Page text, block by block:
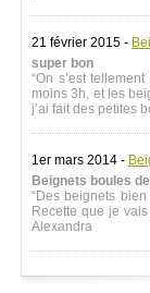
21 février 2015 -
super bon
“On s’est
moins 3h, et les
j’ai fait des petites
1er mars 2014 -
Beignets boules
“Des beignets
Recette que je
Alexandra